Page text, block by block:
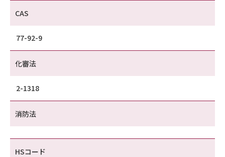
CAS
77-92-9
化審法
2-1318
消防法
HSコード